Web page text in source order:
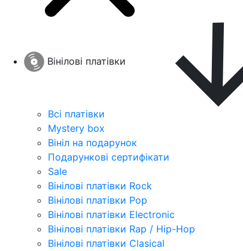
Вінілові платівки
Всі платівки
Mystery box
Вініл на подарунок
Подарункові сертифікати
Sale
Вінілові платівки Rock
Вінілові платівки Pop
Вінілові платівки Electronic
Вінілові платівки Rap / Hip-Hop
Вінілові платівки Clasical